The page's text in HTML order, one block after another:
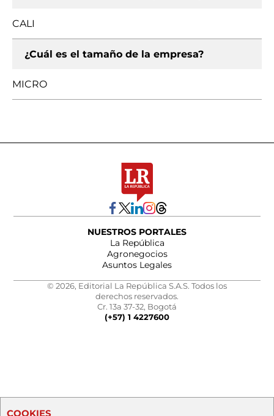
CALI
¿Cuál es el tamaño de la empresa?
MICRO
NUESTROS PORTALES
La República
Agronegocios
Asuntos Legales
© 2026, Editorial La República S.A.S. Todos los
derechos reservados.
Cr. 13a 37-32, Bogotá
(+57) 1 4227600
COOKIES